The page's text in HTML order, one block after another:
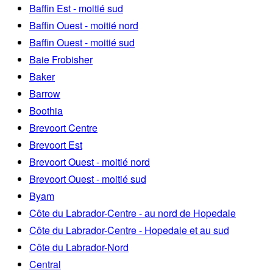
Baffin Est - moitié sud
Baffin Ouest - moitié nord
Baffin Ouest - moitié sud
Baie Frobisher
Baker
Barrow
Boothia
Brevoort Centre
Brevoort Est
Brevoort Ouest - moitié nord
Brevoort Ouest - moitié sud
Byam
Côte du Labrador-Centre - au nord de Hopedale
Côte du Labrador-Centre - Hopedale et au sud
Côte du Labrador-Nord
Central